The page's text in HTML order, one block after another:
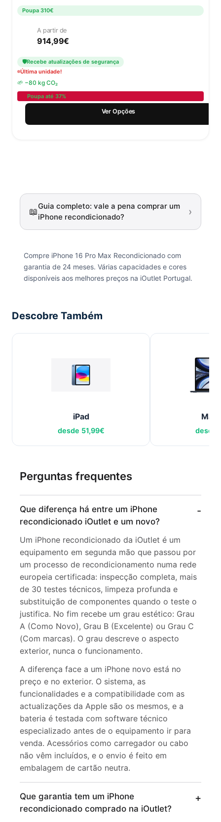
Poupa 310€
A partir de
914,99€
🛡Recebe atualizações de segurança
Última unidade!
🌱 −80 kg CO₂
Poupa até 37%
Ver Opções
📖
Guia completo: vale a pena comprar um
iPhone recondicionado?
›
Compre iPhone 16 Pro Max Recondicionado com
garantia de 24 meses. Várias capacidades e cores
disponíveis aos melhores preços na iOutlet Portugal.
Descobre Também
iPad
desde 51,99€ desde
Perguntas frequentes
Que diferença há entre um iPhone
recondicionado iOutlet e um novo?
Um iPhone recondicionado da iOutlet é um
equipamento em segunda mão que passou por
um processo de recondicionamento numa rede
europeia certificada: inspecção completa, mais
de 30 testes técnicos, limpeza profunda e
substituição de componentes quando o teste o
justifica. No fim recebe um grau estético: Grau
A (Como Novo), Grau B (Excelente) ou Grau C
(Com marcas). O grau descreve o aspecto
exterior, nunca o funcionamento.
A diferença face a um iPhone novo está no
preço e no exterior. O sistema, as
funcionalidades e a compatibilidade com as
actualizações da Apple são os mesmos, e a
bateria é testada com software técnico
especializado antes de o equipamento ir para
venda. Acessórios como carregador ou cabo
não vêm incluídos, e o envio é feito em
embalagem de cartão neutra.
Que garantia tem um iPhone
recondicionado comprado na iOutlet?